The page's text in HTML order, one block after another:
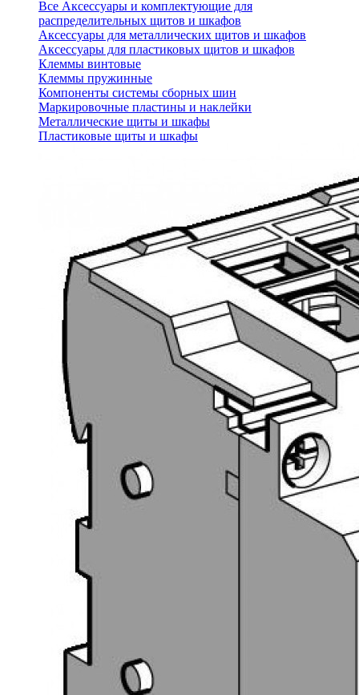
Все Аксессуары и комплектующие для
распределительных щитов и шкафов
Аксессуары для металлических щитов и шкафов
Аксессуары для пластиковых щитов и шкафов
Клеммы винтовые
Клеммы пружинные
Компоненты системы сборных шин
Маркировочные пластины и наклейки
Металлические щиты и шкафы
Пластиковые щиты и шкафы